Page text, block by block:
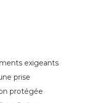
exigeants
prise
protégée